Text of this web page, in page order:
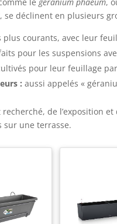
se déclinent en plusieurs
plus courants, avec leur
pour les suspensions
pour leur feuillage
: aussi appelés «
de l’exposition
sur une terrasse.